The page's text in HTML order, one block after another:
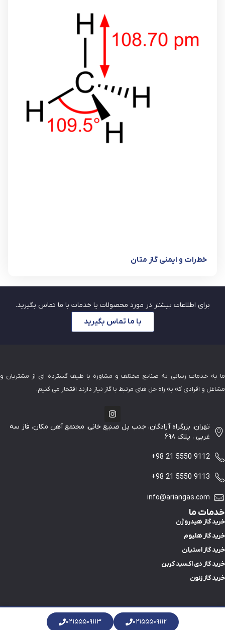
خطرات و ایمنی گاز متان
۰۲۱۵۵۵۰۹۱۱۲ ۰۲۱۵۵۵۰۹۱۱۳
برای اطلاعات بیشتر در مورد محصولات یا خدمات با ما تماس بگیرید.
با ما تماس بگیرید
ما به خدمات رسانی به صنایع مختلف و مشاوره با طیف گسترده ای از مشتریان و
مشاغل و افرادی که به راه حل های مرتبط با گاز نیاز دارند افتخار می کنیم.
تهران، بزرگراه آزادگان، جنب پل صنیع خانی، مجتمع آهن مکان، فاز سه
غربی ، پلاک ۶۹۸
+98 21 5550 9112
+98 21 5550 9113
info@ariangas.com
خدمات ما
خرید گاز هیدروژن
خرید گاز هلیوم
خرید گاز استیلن
خرید گاز دی اکسید کربن
خرید گاز زنون